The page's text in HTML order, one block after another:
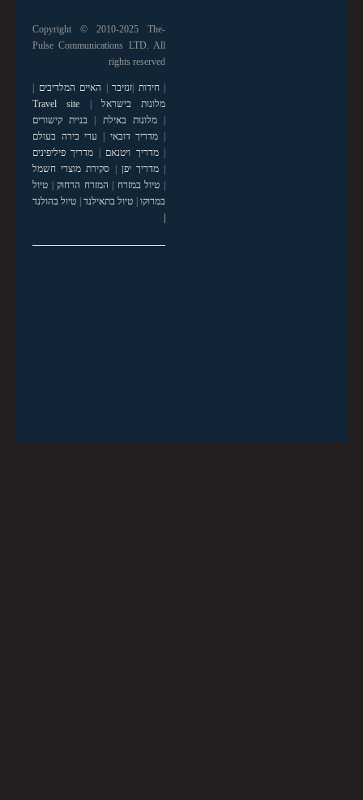
Copyright © 2010-2025 The-
Pulse Communications LTD. All
rights reserved
|חידות |זנזיבר | האיים המלדיבים |
מלונות בישראל |
Travel site
|מלונות באילת | בניית קישורים
| מדריך דובאי | ערי בירה בעולם
|מדריך ויטנאם | מדריך פיליפינים
|מדריך יפן | סקירת מוצרי חשמל
| טיול במזרח | המזרח הרחוק| טיול
במרוקו| טיול בתאילנד| טיול בהולנד
|